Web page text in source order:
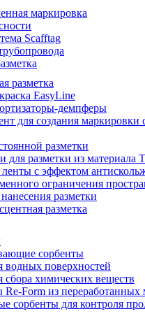
маркировка
Scafftag
разметка
EasyLine
демпферы
для создания маркировки
разметки
для разметки из материала
с эффектом
ограничения
разметки
разметка
сорбенты
водных поверхностей
сбора химических веществ
Re-Form из переработанных
сорбенты для контроля